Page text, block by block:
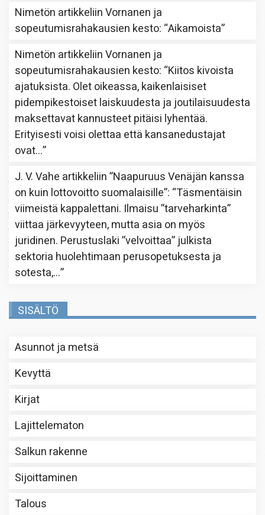
Nimetön artikkeliinVornanen ja
sopeutumisrahakausien kesto: “Aikamoista”
Nimetön artikkeliinVornanen ja
sopeutumisrahakausien kesto: “Kiitos kivoista
ajatuksista. Olet oikeassa, kaikenlaisiset
pidempikestoiset laiskuudesta ja joutilaisuudesta
maksettavat kannusteet pitäisi lyhentää.
Erityisesti voisi olettaa että kansanedustajat
ovat…”
J. V. Vahe artikkeliin”Naapuruus Venäjän kanssa
on kuin lottovoitto suomalaisille”: “Täsmentäisin
viimeistä kappalettani. Ilmaisu ”tarveharkinta”
viittaa järkevyyteen, mutta asia on myös
juridinen. Perustuslaki ”velvoittaa” julkista
sektoria huolehtimaan perusopetuksesta ja
sotesta,…”
SISÄLTÖ
Asunnot ja metsä
Kevyttä
Kirjat
Lajittelematon
Salkun rakenne
Sijoittaminen
Talous